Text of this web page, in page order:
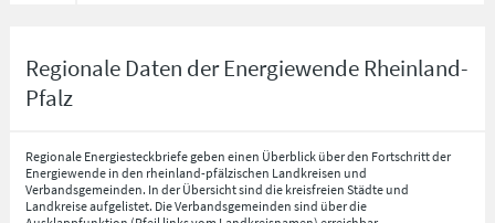
Regionale Daten der Energiewende Rheinland-
Pfalz
Regionale Energiesteckbriefe geben einen Überblick über den Fortschritt der
Energiewende in den rheinland-pfälzischen Landkreisen und
Verbandsgemeinden. In der Übersicht sind die kreisfreien Städte und
Landkreise aufgelistet. Die Verbandsgemeinden sind über die